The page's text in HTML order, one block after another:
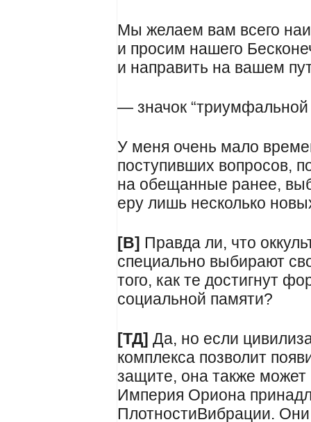
Мы желаем вам всего
и просим нашего
и направить на вашем
— значок
У меня очень мало
поступивших вопросов,
на обещанные ранее,
еру лишь несколько
[В] Правда ли, что
специально выбирают
того, как те достигнут
социальной памяти?
[ТД] Да, но если
комплекса позволит
защите, она также
Империя Ориона
ПлотностиВибрации.